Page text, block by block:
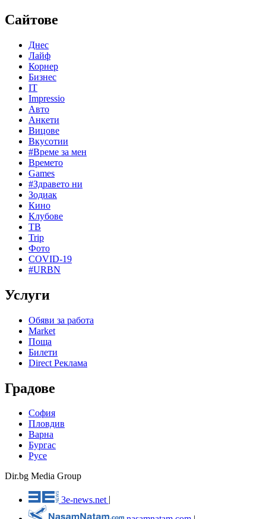
Сайтове
Днес
Лайф
Корнер
Бизнес
IT
Impressio
Авто
Анкети
Вицове
Вкусотии
#Време за мен
Времето
Games
#Здравето ни
Зодиак
Кино
Клубове
ТВ
Trip
Фото
COVID-19
#URBN
Услуги
Обяви за работа
Market
Поща
Билети
Direct Реклама
Градове
София
Пловдив
Варна
Бургас
Русе
Dir.bg Media Group
3e-news.net